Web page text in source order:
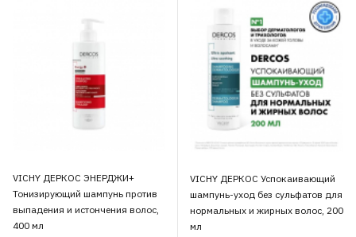
VICHY ДЕРКОС ЭНЕРДЖИ+
Тонизирующий шампунь против
выпадения и истончения волос,
400 мл
VICHY ДЕРКОС Успокаивающий
шампунь-уход без сульфатов для
нормальных и жирных волос, 200
мл